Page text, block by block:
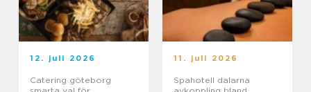
12. juli 2026
Catering göteborg
11. juli 2026
Spahotell dalarna